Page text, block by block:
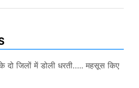
जिलों में डोली धरती….. महसूस किए